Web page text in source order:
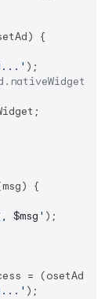
{
...' );
）直
{
, $msg ' );
= (osetAd) {
...' );